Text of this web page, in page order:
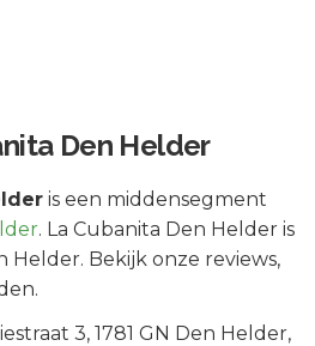
Den Helder
is een middensegment
. La Cubanita Den Helder is
Helder. Bekijk onze reviews,
3, 1781 GN Den Helder,